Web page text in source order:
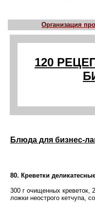
Организация
120
Блюда для бизнес-
80. Креветки
300 г очищенных креветок,
ложки неострого кетчупа,